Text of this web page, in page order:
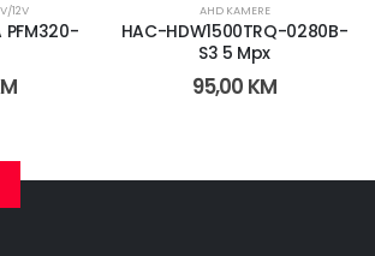
12V
PFM320-
AHD KAMERE
HAC-HDW1500TRQ-0280B-
S3 5 Mpx
95,00 KM